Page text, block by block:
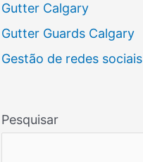
Gutter Calgary
Gutter Guards Calgary
Gestão de redes sociais
Pesquisar